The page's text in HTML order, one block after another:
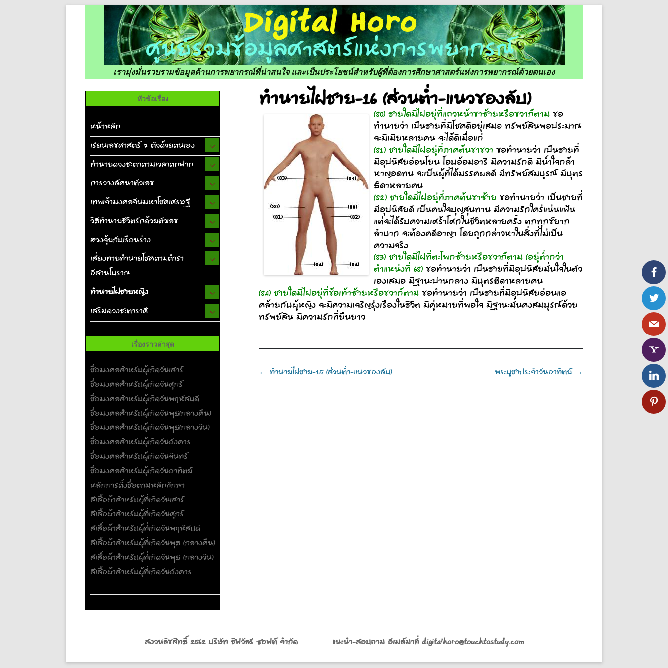
เรามุ่งมั่นรวบรวมข้อมูลด้านการพยากรณ์ที่น่าสนใจ และเป็นประโยชน์สำหรับผู้ที่ต้องการศึกษาศาสตร์แห่งการพยากรณ์ด้วยตนเอง
ทำนายไฝชาย-16 (ส่วนต่ำ-แนวของลับ)
(80) ชายใดมีไฝอยู่ที่แถวหน้าขาซ้ายหรือขวาก็ตามขอ
ทำนายว่า เป็นชายที่มีโชคดีอยู่เสมอ ทรัพย์สินพอประมาณ
จะมีเมียหลายคน จะได้ดีเมื่อแก่
(81) ชายใดมีไฝอยู่ที่ภาคต้นขาขวา ขอทำนายว่า เป็นชายที่
มีอุปนิสัยอ่อนโยน โอบอ้อมอารี มีความรักดี มีน้ำใจกล้า
หาญอดทน จะเป็นผู้ที่ได้มรรคผลดี มีทรัพย์สมบูรณ์ มีบุตร
ธิดาหลายคน
(82) ชายใดมีไฝอยู่ที่ภาคต้นขาซ้าย ขอทำนายว่า เป็นชายที่
มีอุปนิสัยดี เป็นคนใจบุญสุนทาน มีความรักใคร่แน่นแฟ้น
แต่จะได้รับความเศร้าโศกในชีวิตหลายครั้ง ตกทุกข์ยาก
ลำบาก จะต้องคดีอาญา โดยถูกกล่าวหาในสิ่งที่ไม่เป็น
ความจริง
(83) ชายใดมีไฝที่ตะโพกซ้ายหรือขวาก็ตาม (อยู่ต่ำกว่า
ตำแหน่งที่ 68)ขอทำนายว่า เป็นชายที่มีอุปนิสัยมั่นใจในตัว
เองเสมอ มีฐานะปานกลาง มีบุตรธิดาหลายคน
(84) ชายใดมีไฝอยู่ที่ข้อเท้าซ้ายหรือขวาก็ตามขอทำนายว่า เป็นชายที่มีอุปนิสัยอ่อนแอ
คล้ายกับผู้หญิง จะมีความเจริญรุ่งเรืองในชีวิต มีคู่หมายที่พอใจ มีฐานะมั่นคงสมบูรณ์ด้วย
ทรัพย์สิน มีความรักที่ยืนยาว
Post
← ทำนายไฝชาย-15 (ส่วนต่ำ-แนวของลับ) พระบูชาประจำวันอาทิตย์ →
หัวข้อเรื่อง
หน้าหลัก
เรียนเลขศาสตร์ 7 ตัวด้วยตนเอง
ทำนายดวงชะตาตามเวลาตกฟาก
การวางลัคนาตัวเลข
เทพเจ้ามงคลจีนมหาโชคเศรษฐี
วิธีทำนายชีวิตรักด้วยตัวเลข
ฮวงจุ้ยกับเรือนร่าง
เสี่ยงทายทำนายโชคตามตำรา
อีสานโบราณ
ทำนายไฝชายหญิง
เสริมดวงชะตาราศี
เรื่องราวล่าสุด
ชื่อมงคลสำหรับผู้เกิดวันเสาร์
ชื่อมงคลสำหรับผู้เกิดวันศุกร์
ชื่อมงคลสำหรับผู้เกิดวันพฤหัสบดี
ชื่อมงคลสำหรับผู้เกิดวันพุธ(กลางคืน)
ชื่อมงคลสำหรับผู้เกิดวันพุธ(กลางวัน)
ชื่อมงคลสำหรับผู้เกิดวันอังคาร
ชื่อมงคลสำหรับผู้เกิดวันจันทร์
ชื่อมงคลสำหรับผู้เกิดวันอาทิตย์
หลักการตั้งชื่อตามหลักทักษา
สีเสื้อผ้าสำหรับผู้ที่เกิดวันเสาร์
สีเสื้อผ้าสำหรับผู้ที่เกิดวันศุกร์
สีเสื้อผ้าสำหรับผู้ที่เกิดวันพฤหัสบดี
สีเสื้อผ้าสำหรับผู้ที่เกิดวันพุธ (กลางคืน)
สีเสื้อผ้าสำหรับผู้ที่เกิดวันพุธ (กลางวัน)
สีเสื้อผ้าสำหรับผู้ที่เกิดวันอังคาร
สงวนลิขสิทธิ์ 2562 บริษัท ชิฟวัลรี ซอฟต์ จำกัด แนะนำ-สอบถาม อีเมล์มาที่ digitalhoro@touchtostudy.com